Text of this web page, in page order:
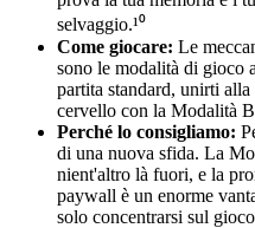
selvaggio.¹⁰
Come giocare: Le
sono le modalità di gioco
partita standard, unirti
cervello con la Modalità
Perché lo consigliamo:
di una nuova sfida. La
nient'altro là fuori, e la
paywall è un enorme
solo concentrarsi sul